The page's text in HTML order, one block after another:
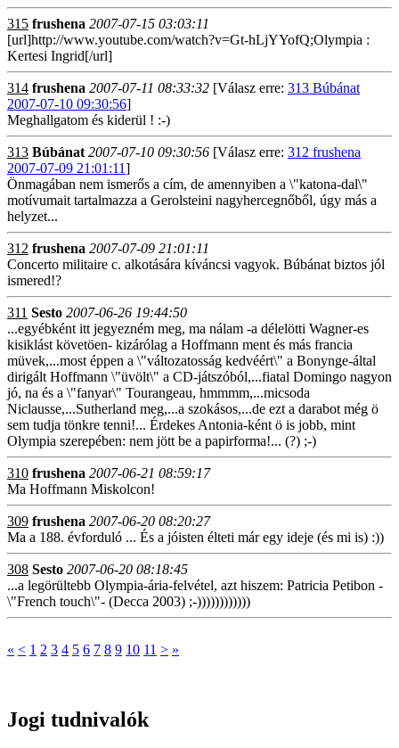
315 frushena 2007-07-15 03:03:11
[url]http://www.youtube.com/watch?v=Gt-hLjYYofQ;Olympia :
Kertesi Ingrid[/url]
314 frushena 2007-07-11 08:33:32 [Válasz erre: 313 Búbánat
2007-07-10 09:30:56]
Meghallgatom és kiderül ! :-)
313 Búbánat 2007-07-10 09:30:56 [Válasz erre: 312 frushena
2007-07-09 21:01:11]
Önmagában nem ismerős a cím, de amennyiben a \"katona-dal\"
motívumait tartalmazza a Gerolsteini nagyhercegnőből, úgy más a
helyzet...
312 frushena 2007-07-09 21:01:11
Concerto militaire c. alkotására kíváncsi vagyok. Búbánat biztos jól
ismered!?
311 Sesto 2007-06-26 19:44:50
...egyébként itt jegyezném meg, ma nálam -a délelötti Wagner-es
kisiklást követöen- kizárólag a Hoffmann ment és más francia
müvek,...most éppen a \"változatosság kedvéért\" a Bonynge-által
dirigált Hoffmann \"üvölt\" a CD-játszóból,...fiatal Domingo nagyon
jó, na és a \"fanyar\" Tourangeau, hmmmm,...micsoda
Niclausse,...Sutherland meg,...a szokásos,...de ezt a darabot még ö
sem tudja tönkre tenni!... Érdekes Antonia-ként ö is jobb, mint
Olympia szerepében: nem jött be a papirforma!... (?) ;-)
310 frushena 2007-06-21 08:59:17
Ma Hoffmann Miskolcon!
309 frushena 2007-06-20 08:20:27
Ma a 188. évforduló ... És a jóisten élteti már egy ideje (és mi is) :))
308 Sesto 2007-06-20 08:18:45
...a legörültebb Olympia-ária-felvétel, azt hiszem: Patricia Petibon -
\"French touch\"- (Decca 2003) ;-))))))))))))
« < 1 2 3 4 5 6 7 8 9 10 11 > »
Jogi tudnivalók